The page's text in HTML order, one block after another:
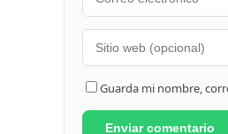
Guarda mi nombre,